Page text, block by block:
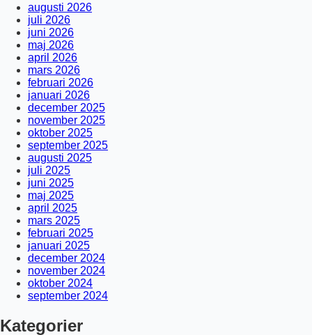
augusti 2026
juli 2026
juni 2026
maj 2026
april 2026
mars 2026
februari 2026
januari 2026
december 2025
november 2025
oktober 2025
september 2025
augusti 2025
juli 2025
juni 2025
maj 2025
april 2025
mars 2025
februari 2025
januari 2025
december 2024
november 2024
oktober 2024
september 2024
Kategorier